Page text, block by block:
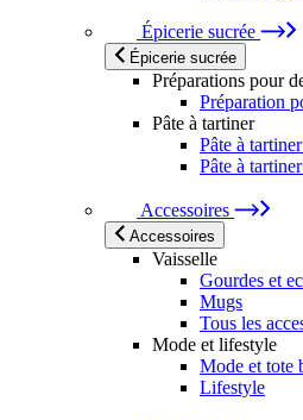
Épicerie sucrée
Épicerie sucrée
Préparations pour
Préparation
Pâte à tartiner
Pâte à
Pâte à
Accessoires
Accessoires
Vaisselle
Gourdes et
Mugs
Tous les
Mode et lifestyle
Mode et tote
Lifestyle